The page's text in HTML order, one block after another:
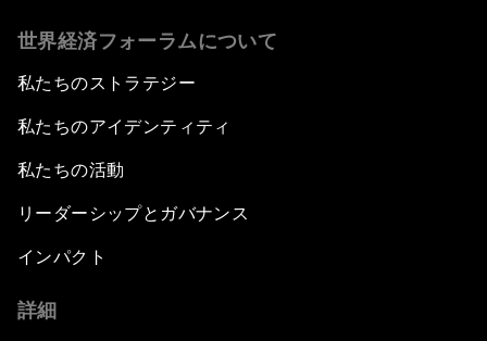
世界経済フォーラムについて
私たちのストラテジー
私たちのアイデンティティ
私たちの活動
リーダーシップとガバナンス
インパクト
詳細